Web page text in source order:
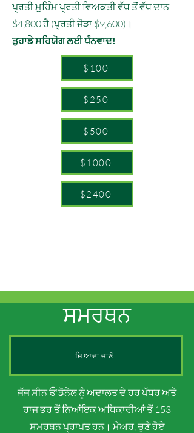
ਪ੍ਰਤੀ ਮੁਹਿੰਮ ਪ੍ਰਤੀ ਵਿਅਕਤੀ ਵੱਧ ਤੋਂ ਵੱਧ ਦਾਨ
$4,800 ਹੈ (ਪ੍ਰਤੀ ਜੋੜਾ $9,600)।
ਤੁਹਾਡੇ ਸਹਿਯੋਗ ਲਈ ਧੰਨਵਾਦ!
$100
$250
$500
$1000
$2400
ਸਮਰਥਨ
ਜਿਆਦਾ ਜਾਣੋ
ਜੱਜ ਸੀਨ ਓ'ਡੋਨੇਲ ਨੂੰ ਅਦਾਲਤ ਦੇ ਹਰ ਪੱਧਰ ਅਤੇ
ਰਾਜ ਭਰ ਤੋਂ ਨਿਆਂਇਕ ਅਧਿਕਾਰੀਆਂ ਤੋਂ 153
ਸਮਰਥਨ ਪ੍ਰਾਪਤ ਹਨ। ਮੇਅਰ, ਚੁਣੇ ਹੋਏ